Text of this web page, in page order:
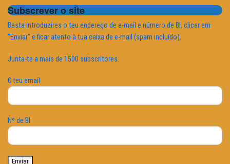
Subscrever o site
Basta introduzires o teu endereço de e-mail e número de BI, clicar em
"Enviar" e ficar atento à tua caixa de e-mail (spam incluído).
Junta-te a mais de 1500 subscritores.
O teu email
Nº de BI